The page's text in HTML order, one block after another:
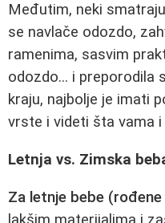
Međutim, neki
se navlače odozdo,
ramenima, sasvim
odozdo... i preporodila
kraju, najbolje je imati
vrste i videti šta vama
Letnja vs. Zimska
Za letnje bebe
lakšim materijalima i